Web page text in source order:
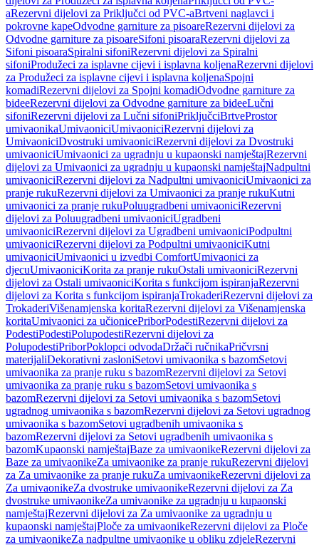
aRezervni dijelovi za Priključci od PVC-aBrtveni naglavci i
pokrovne kapeOdvodne garniture za pisoareRezervni dijelovi za
Odvodne garniture za pisoareSifoni pisoaraRezervni dijelovi za
Sifoni pisoaraSpiralni sifoniRezervni dijelovi za Spiralni
sifoniProdužeci za isplavne cijevi i isplavna koljenaRezervni dijelovi
za Produžeci za isplavne cijevi i isplavna koljenaSpojni
komadiRezervni dijelovi za Spojni komadiOdvodne garniture za
bideeRezervni dijelovi za Odvodne garniture za bideeLučni
sifoniRezervni dijelovi za Lučni sifoniPriključciBrtveProstor
umivaonikaUmivaoniciUmivaoniciRezervni dijelovi za
UmivaoniciDvostruki umivaoniciRezervni dijelovi za Dvostruki
umivaoniciUmivaonici za ugradnju u kupaonski namještajRezervni
dijelovi za Umivaonici za ugradnju u kupaonski namještajNadpultni
umivaoniciRezervni dijelovi za Nadpultni umivaoniciUmivaonici za
pranje rukuRezervni dijelovi za Umivaonici za pranje rukuKutni
umivaonici za pranje rukuPoluugradbeni umivaoniciRezervni
dijelovi za Poluugradbeni umivaoniciUgradbeni
umivaoniciRezervni dijelovi za Ugradbeni umivaoniciPodpultni
umivaoniciRezervni dijelovi za Podpultni umivaoniciKutni
umivaoniciUmivaonici u izvedbi ComfortUmivaonici za
djecuUmivaoniciKorita za pranje rukuOstali umivaoniciRezervni
dijelovi za Ostali umivaoniciKorita s funkcijom ispiranjaRezervni
dijelovi za Korita s funkcijom ispiranjaTrokaderiRezervni dijelovi za
TrokaderiVišenamjenska koritaRezervni dijelovi za Višenamjenska
koritaUmivaonici za učionicePriborPodestiRezervni dijelovi za
PodestiPodestiPolupodestiRezervni dijelovi za
PolupodestiPriborPoklopci odvodaDržači ručnikaPričvrsni
materijaliDekorativni zasloniSetovi umivaonika s bazomSetovi
umivaonika za pranje ruku s bazomRezervni dijelovi za Setovi
umivaonika za pranje ruku s bazomSetovi umivaonika s
bazomRezervni dijelovi za Setovi umivaonika s bazomSetovi
ugradnog umivaonika s bazomRezervni dijelovi za Setovi ugradnog
umivaonika s bazomSetovi ugradbenih umivaonika s
bazomRezervni dijelovi za Setovi ugradbenih umivaonika s
bazomKupaonski namještajBaze za umivaonikeRezervni dijelovi za
Baze za umivaonikeZa umivaonike za pranje rukuRezervni dijelovi
za Za umivaonike za pranje rukuZa umivaonikeRezervni dijelovi za
Za umivaonikeZa dvostruke umivaonikeRezervni dijelovi za Za
dvostruke umivaonikeZa umivaonike za ugradnju u kupaonski
namještajRezervni dijelovi za Za umivaonike za ugradnju u
kupaonski namještajPloče za umivaonikeRezervni dijelovi za Ploče
za umivaonikeZa nadpultne umivaonike u obliku zdjeleRezervni